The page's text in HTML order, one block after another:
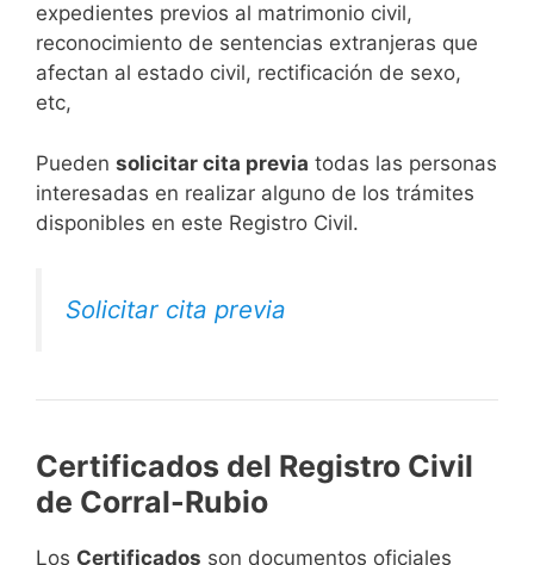
expedientes previos al matrimonio civil,
reconocimiento de sentencias extranjeras que
afectan al estado civil, rectificación de sexo,
etc,
​Pueden solicitar cita previa todas las personas
interesadas en realizar alguno de los trámites
disponibles en este Registro Civil.​
Solicitar cita previa
Certificados del Registro Civil
de Corral-Rubio
Los Certificados son documentos oficiales